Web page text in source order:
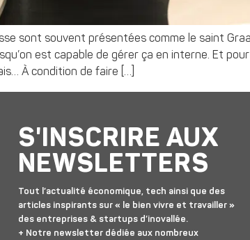
sont souvent présentées comme le saint
est capable de gérer ça en interne. Et
À condition de faire […]
S'INSCRIRE AUX
NEWSLETTERS
Tout l’actualité économique, tech ainsi que des
articles inspirants sur « le bien vivre et travailler »
des entreprises & startups d’inovallée.
+ Notre newsletter dédiée aux nombreux